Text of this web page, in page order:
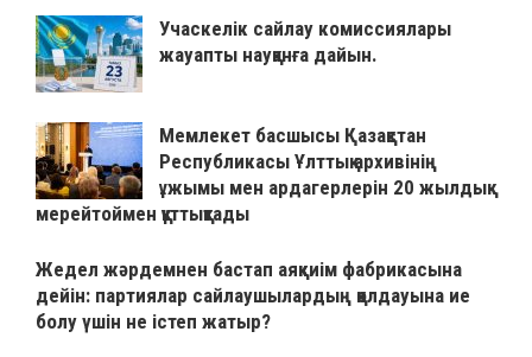
Учаскелік сайлау комиссиялары
жауапты науқанға дайын.
Мемлекет басшысы Қазақстан
Республикасы Ұлттық архивінің
ұжымы мен ардагерлерін 20 жылдық
мерейтоймен құттықтады
Жедел жәрдемнен бастап аяқкиім фабрикасына
дейін: партиялар сайлаушылардың қолдауына ие
болу үшін не істеп жатыр?